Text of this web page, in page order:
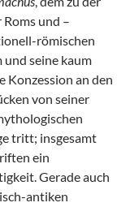
und –
römischen
seine kaum
Konzession an den
von seiner
tritt; insgesamt
ein
Gerade auch
antiken